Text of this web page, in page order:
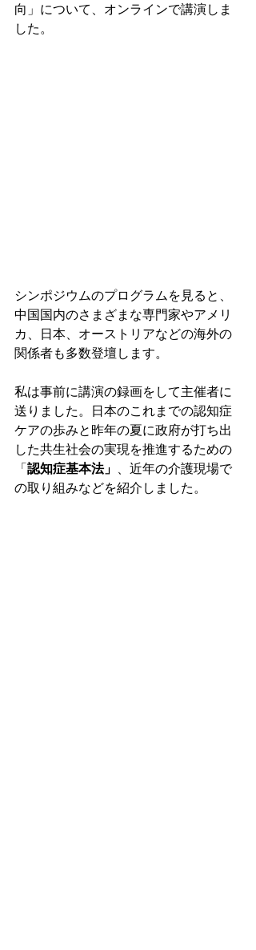
向」について、オンラインで講演しま
した。
シンポジウムのプログラムを見ると、
中国国内のさまざまな専門家やアメリ
カ、日本、オーストリアなどの海外の
関係者も多数登壇します。
私は事前に講演の録画をして主催者に
送りました。日本のこれまでの認知症
ケアの歩みと昨年の夏に政府が打ち出
した共生社会の実現を推進するための
「 認知症基本法」
、近年の介護現場で
の取り組みなどを紹介しました。